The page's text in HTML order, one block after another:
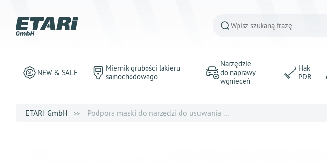
NEW & SALE
Miernik grubości lakieru
samochodowego
Narzędzie
do naprawy
wgnieceń
Haki
PDR
ETARI GmbH Podpora maski do narzędzi do usuwania ...